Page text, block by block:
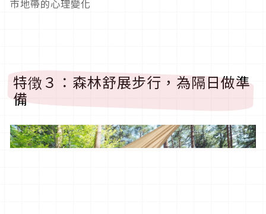
市地帶的心理變化
特徴３：森林舒展步行，為隔日做準
備